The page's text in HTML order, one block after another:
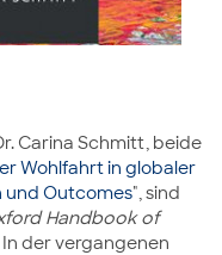
Carina Schmitt, beide
Wohlfahrt in globaler
und Outcomes", sind
Handbook of
In der vergangenen